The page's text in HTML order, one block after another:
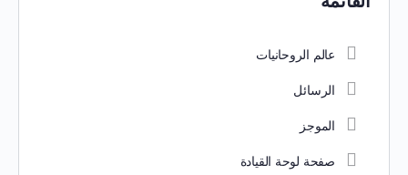
عالم الروحانيات
الرسائل
الموجز
صفحة لوحة القيادة